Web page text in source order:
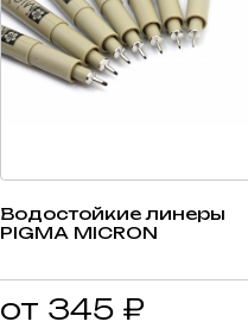
Водостойкие линеры
PIGMA MICRON
от 345 ₽